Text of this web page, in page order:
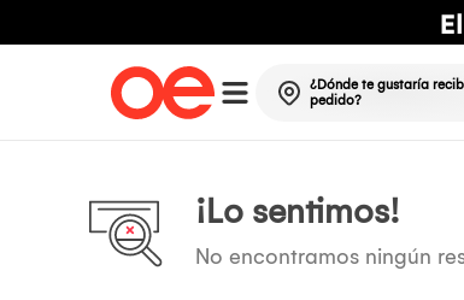
¿Dónde te gustaría
pedido?
¡Lo sentimos!
No encontramos ningún